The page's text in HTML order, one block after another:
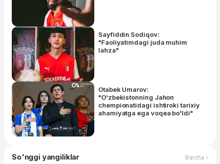
Sayfiddin Sodiqov:
"Faoliyatimdagi juda muhim
lahza"
Otabek Umarov:
"O'zbekistonning Jahon
chempionatidagi ishtiroki tarixiy
ahamiyatga ega voqea bo'ldi"
So'nggi yangiliklar Barcha ›